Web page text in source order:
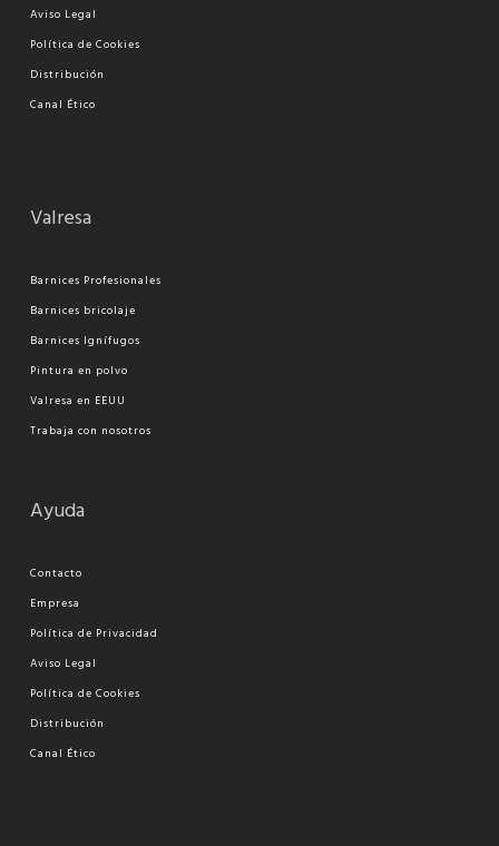
Aviso Legal
Política de Cookies
Distribución
Canal Ético
Valresa
Barnices Profesionales
Barnices bricolaje
Barnices Ignífugos
Pintura en polvo
Valresa en EEUU
Trabaja con nosotros
Ayuda
Contacto
Empresa
Política de Privacidad
Aviso Legal
Política de Cookies
Distribución
Canal Ético